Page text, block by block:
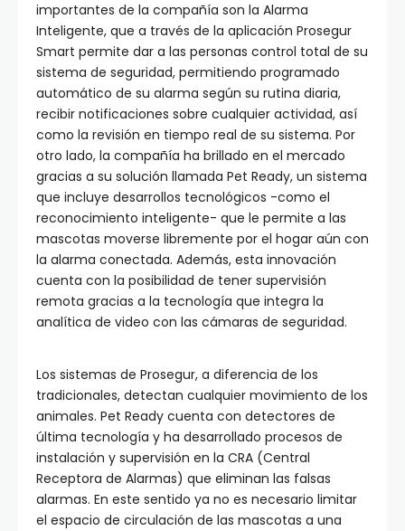
importantes de la compañía son la Alarma
Inteligente, que a través de la aplicación Prosegur
Smart permite dar a las personas control total de su
sistema de seguridad, permitiendo programado
automático de su alarma según su rutina diaria,
recibir notificaciones sobre cualquier actividad, así
como la revisión en tiempo real de su sistema. Por
otro lado, la compañía ha brillado en el mercado
gracias a su solución llamada Pet Ready, un sistema
que incluye desarrollos tecnológicos -como el
reconocimiento inteligente- que le permite a las
mascotas moverse libremente por el hogar aún con
la alarma conectada. Además, esta innovación
cuenta con la posibilidad de tener supervisión
remota gracias a la tecnología que integra la
analítica de video con las cámaras de seguridad.
Los sistemas de Prosegur, a diferencia de los
tradicionales, detectan cualquier movimiento de los
animales. Pet Ready cuenta con detectores de
última tecnología y ha desarrollado procesos de
instalación y supervisión en la CRA (Central
Receptora de Alarmas) que eliminan las falsas
alarmas. En este sentido ya no es necesario limitar
el espacio de circulación de las mascotas a una